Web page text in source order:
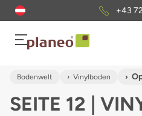
Bodenwelt Vinylboden
SEITE 12 |